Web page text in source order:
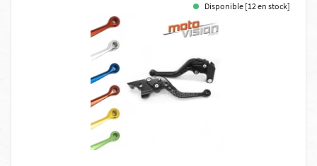
Disponible [12 en stock]